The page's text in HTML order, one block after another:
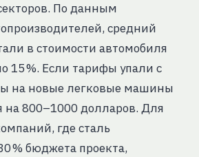
По данным
средний
в стоимости автомобиля
15 %. Если тарифы упали с
на новые легковые машины
на 800–1000 долларов. Для
где сталь
% бюджета проекта,